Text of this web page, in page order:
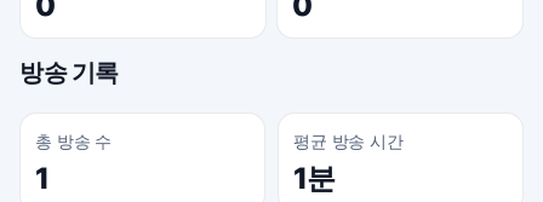
방송 기록
총 방송 수
1
평균 방송 시간
1분